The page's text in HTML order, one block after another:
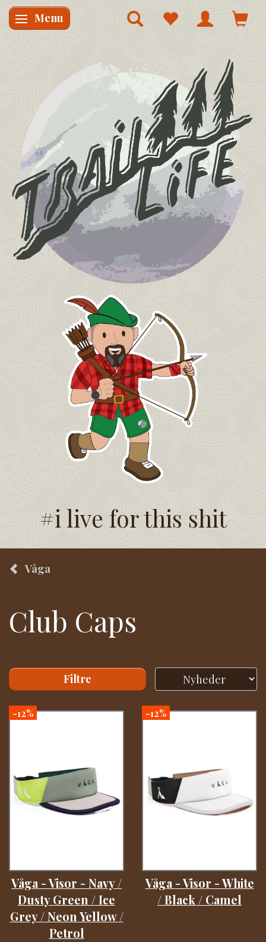
Skifte navigation
Menu
#i live for this shit
Våga
Club Caps
Filtre
-12%
Våga - Visor - Navy /
Dusty Green / Ice
Grey / Neon Yellow /
Petrol
-12%
Våga - Visor - White
/ Black / Camel